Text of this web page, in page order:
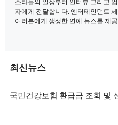
스타들의 일상부터 인터뷰 그리고
자에게 전달합니다. 엔터테인먼트
여러분에게 생생한 연예 뉴스를 제공
최신뉴스
국민건강보험 환급금 조회 및